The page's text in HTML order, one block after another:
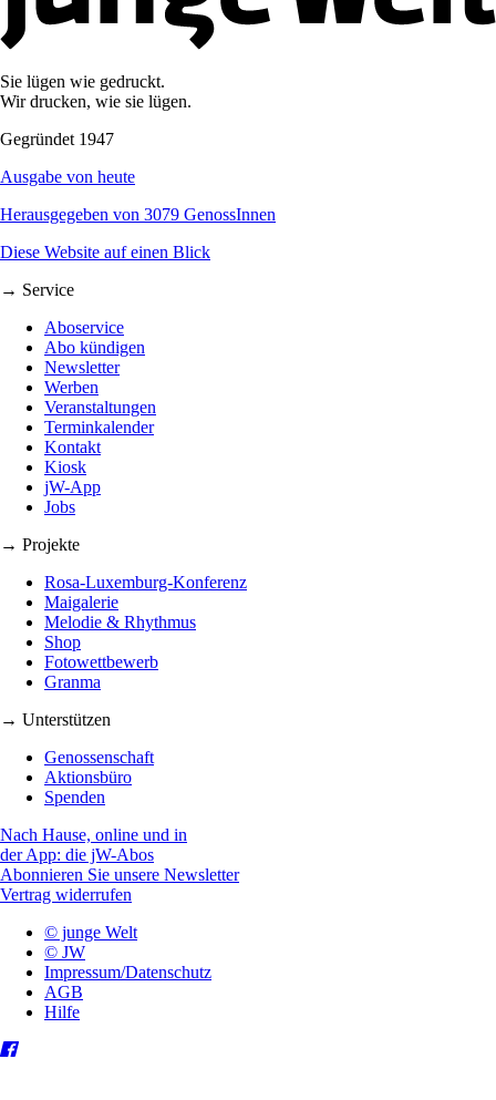
Sie lügen wie gedruckt.
Wir drucken, wie sie lügen.
Gegründet 1947
Ausgabe von heute
Herausgegeben von 3079 GenossInnen
Diese Website auf einen Blick
→ Service
Aboservice
Abo kündigen
Newsletter
Werben
Veranstaltungen
Terminkalender
Kontakt
Kiosk
jW-App
Jobs
→ Projekte
Rosa-Luxemburg-Konferenz
Maigalerie
Melodie & Rhythmus
Shop
Fotowettbewerb
Granma
→ Unterstützen
Genossenschaft
Aktionsbüro
Spenden
Nach Hause, online und in
der App: die jW-Abos
Abonnieren Sie unsere Newsletter
Vertrag widerrufen
© junge Welt
© JW
Impressum/Datenschutz
AGB
Hilfe